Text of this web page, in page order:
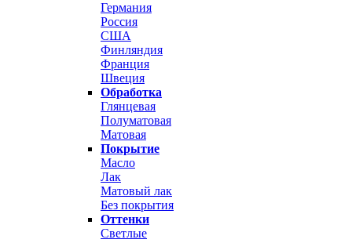
Германия
Россия
США
Финляндия
Франция
Швеция
Обработка
Глянцевая
Полуматовая
Матовая
Покрытие
Масло
Лак
Матовый лак
Без покрытия
Оттенки
Светлые